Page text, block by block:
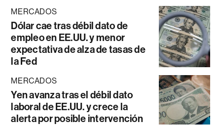
MERCADOS
Dólar cae tras débil dato de
empleo en EE.UU. y menor
expectativa de alza de tasas de
la Fed
MERCADOS
Yen avanza tras el débil dato
laboral de EE.UU. y crece la
alerta por posible intervención